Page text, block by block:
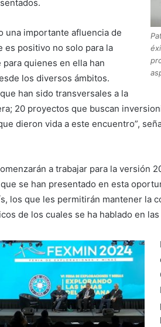
una importante afluencia de
es positivo no solo para la
quienes en ella han
los diversos ámbitos.
han sido transversales a la
20 proyectos que buscan
dieron vida a este encuentro”,
a trabajar para la versión
se han presentado en esta
los que les permitirán mantener la
de los cuales se ha hablado en